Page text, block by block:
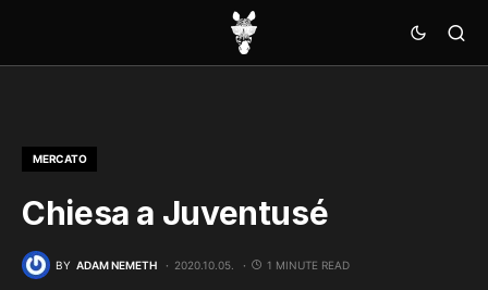
MERCATO
Chiesa a Juventusé
BY ADAM NEMETH 2020.10.05. 1 MINUTE READ